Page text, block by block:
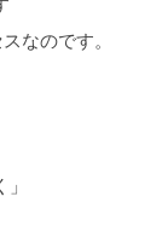
なのです。